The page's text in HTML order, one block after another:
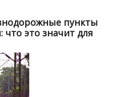
пункты
что это значит для